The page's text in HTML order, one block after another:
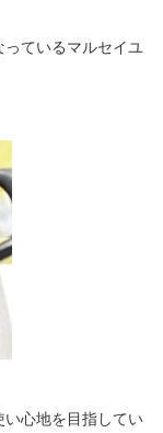
ているマルセイユ
い心地を目指してい